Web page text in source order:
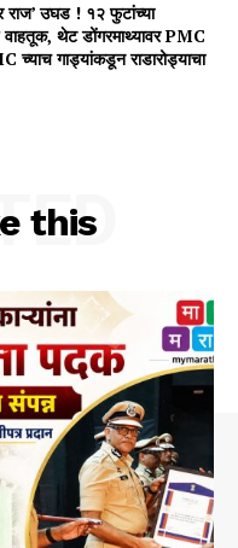
राज’ उघड ! १२ फुटांच्या
थेट डोंगरमाथ्यावर PMC
च्याच गाड्यांकडून राडारोड्याचा
this